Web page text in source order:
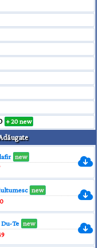
+ 20 new
new
new
Te new